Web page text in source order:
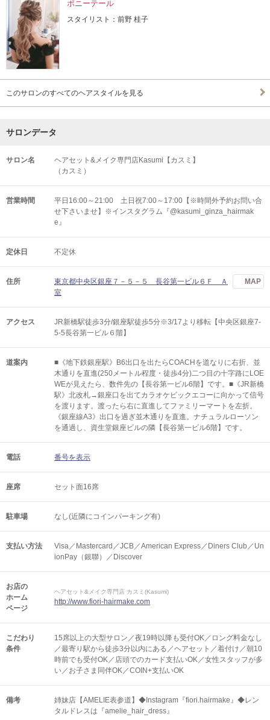
ポニーテール
スタイリスト：前野 桂子
このサロンのすべてのヘアスタイルを見る
サロンデータ
サロン名
ヘアセット&メイク専門店Kasumi【カスミ】
（カスミ）
営業時間
平日16:00～21:00 土日祝7:00～17:00【※時間外予約お問い合
せ下さいませ】※インスタグラム『@kasumi_ginza_hairmak
e』
定休日 不定休
住所
東京都中央区銀座７－５－５ 長谷第一ビル６Ｆ Ａ
室
MAP
アクセス
JR新橋駅徒歩3分/銀座駅徒歩5分※3/17より移転【中央区銀座7-
5-5長谷第一ビル６階】
道案内
■《地下鉄銀座駅》B6出口を出たらCOACHを道なりに右折、並
木通りを直進(250メートル程度・徒歩4分)二つ目の十字路にLOE
WEが見えたら、数件先の【長谷第一ビル6階】です。■《JR新橋
駅》北改札→銀座口を出てカラオケビックエコーに向かって信号
を渡ります。渡ったら右に直進してファミリーマートを左折。
《銀座線A3》出口を過ぎ並木通りを直進。ナチュラルローソン
を通過し、資生堂銀座ビルの隣【長谷第一ビル6階】です。
電話 番号を表示
座席 セット面16席
駐車場 なし(近隣にコインパーキング有)
支払い方法
Visa／Mastercard／JCB／American Express／Diners Club／Un
ionPay（銀聯）／Discover
お店の
ホーム
ページ
ヘアセット&メイク専門店 カスミ(Kasumi)
http://www.fiori-hairmake.com
こだわり
条件
15席以上の大型サロン／夜19時以降も受付OK／ロング料金なし
／最寄り駅から徒歩3分以内にある／ヘアセット／着付け／朝10
時前でも受付OK／店頭でのカード支払いOK／女性スタッフが多
い／お子さま同伴OK／COIN+支払いOK
備考
姉妹店【AMELIE表参道】◆Instagram『fiori.hairmake』◆レン
タルドレスは『amelie_hair_dress』